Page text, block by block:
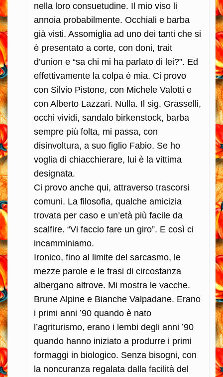
nella loro consuetudine. Il mio viso li
annoia probabilmente. Occhiali e barba
già visti. Assomiglia ad uno dei tanti che si
è presentato a corte, con doni, trait
d’union e “sa chi mi ha parlato di lei?”. Ed
effettivamente la colpa è mia. Ci provo
con Silvio Pistone, con Michele Valotti e
con Alberto Lazzari. Nulla. Il sig. Grasselli,
occhi vividi, sandalo birkenstock, barba
sempre più folta, mi passa, con
disinvoltura, a suo figlio Fabio. Se ho
voglia di chiacchierare, lui è la vittima
designata.
Ci provo anche qui, attraverso trascorsi
comuni. La filosofia, qualche amicizia
trovata per caso e un’età più facile da
scalfire. “Vi faccio fare un giro”. E così ci
incamminiamo.
Ironico, fino al limite del sarcasmo, le
mezze parole e le frasi di circostanza
albergano altrove. Mi mostra le vacche.
Brune Alpine e Bianche Valpadane. Erano
i primi anni ’90 quando è nato
l’agriturismo, erano i lembi degli anni ’90
quando hanno iniziato a produrre i primi
formaggi in biologico. Senza bisogni, con
la noncuranza regalata dalla facilità del